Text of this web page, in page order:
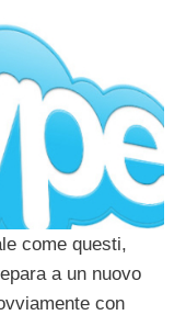
come questi,
a un nuovo
con